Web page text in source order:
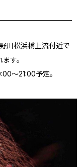
川松浜橋上流付近で
す。
～21:00予定。